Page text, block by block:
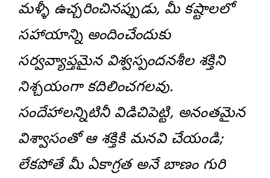
మళ్ళీ ఉచ్చరించినప్పుడు, మీ కష్టాలలో
సహాయాన్ని అందించేందుకు
సర్వవ్యాప్తమైన విశ్వస్పందనశీల శక్తిని
నిశ్చయంగా కదిలించగలవు.
సందేహాలన్నిటినీ విడిచిపెట్టి, అనంతమైన
విశ్వాసంతో ఆ శక్తికి మనవి చేయండి;
లేకపోతే మీ ఏకాగ్రత అనే బాణం గురి